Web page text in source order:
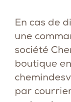
En cas de
une
société
boutique
par